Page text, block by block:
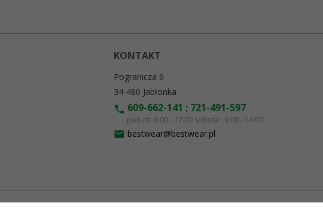
KONTAKT
Pogranicza 6
34-480 Jabłonka
609-662-141 ; 721-491-597
pon-pt. 8:00 - 17:00 sobota : 9:00 - 14:00
bestwear@bestwear.pl